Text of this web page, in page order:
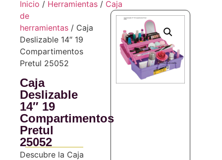
Inicio / Herramientas / Caja
de
herramientas / Caja
Deslizable 14″ 19
Compartimentos
Pretul 25052
Caja
Deslizable
14″ 19
Compartimentos
Pretul
25052
Descubre la Caja